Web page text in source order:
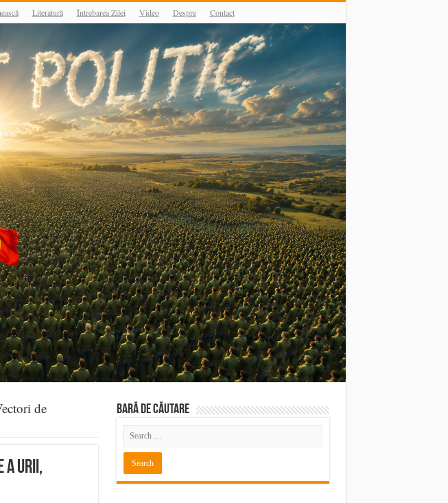
Literatură Întrebarea Zilei Video Despre Contact
de
a urii,
BARĂ DE CĂUTARE